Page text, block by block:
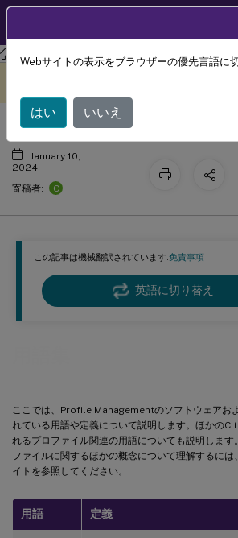
Profile Management Profile
この記事は機械翻訳されています.免責事項
英語に切り替え
ここでは、Profile Managementのソフトウェアお
れている用語や定義について説明します。ほかの
れるプロファイル関連の用語についても説明しま
ファイルに関するほかの概念について理解するに
イトを参照してください。
用語 定義
用語集
January 10,
2024
寄稿者:
C
Webサイトの表示をブラウザーの優先言語に
はい いいえ